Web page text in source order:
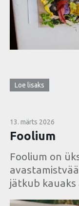
Loe lisaks
13. märts 2026
Foolium
Foolium on
jätkub kauaks